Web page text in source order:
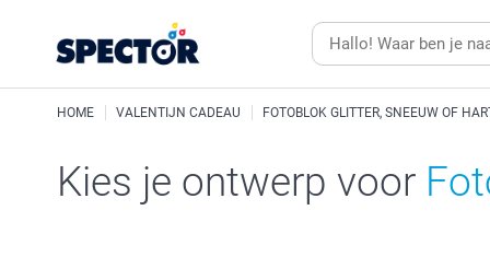
HOME VALENTIJN CADEAU FOTOBLOK GLITTER, SNEEUW OF
Kies je ontwerp voor